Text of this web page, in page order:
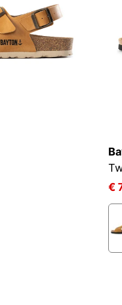
€